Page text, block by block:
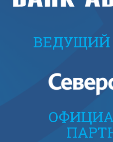
ВЕДУЩИЙ